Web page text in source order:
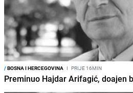
/BOSNA I HERCEGOVINA I PRIJE 16MIN
Preminuo Hajdar Arifagić, doajen